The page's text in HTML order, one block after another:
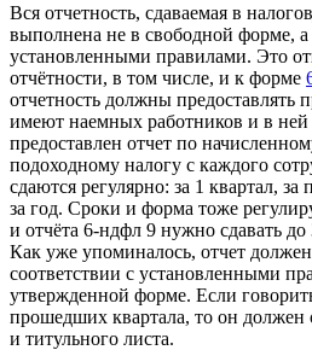
Вся отчетность, сдаваемая в
выполнена не в свободной форме, а
установленными правилами. Это
отчётности, в том числе, и к форме
отчетность должны предоставлять
имеют наемных работников и в
предоставлен отчет по
подоходному налогу с каждого
сдаются регулярно: за 1 квартал, за
за год. Сроки и форма тоже
и отчёта 6-ндфл 9 нужно сдавать до
Как уже упоминалось, отчет
соответствии с установленными
утвержденной форме. Если
прошедших квартала, то он должен
и титульного листа.